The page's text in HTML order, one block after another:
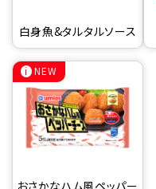
白身魚&タルタルソース
NEW